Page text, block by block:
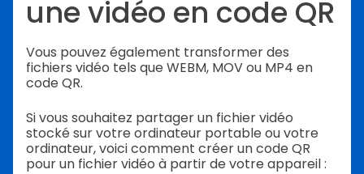
une vidéo en code QR
Vous pouvez également transformer des
fichiers vidéo tels que WEBM, MOV ou MP4 en
code QR.
Si vous souhaitez partager un fichier vidéo
stocké sur votre ordinateur portable ou votre
ordinateur, voici comment créer un code QR
pour un fichier vidéo à partir de votre appareil :